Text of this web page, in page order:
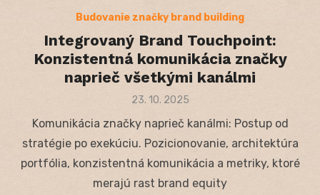
Budovanie značky brand building
Integrovaný Brand Touchpoint:
Konzistentná komunikácia značky
naprieč všetkými kanálmi
Posted
23. 10. 2025
Komunikácia značky naprieč kanálmi: Postup od
stratégie po exekúciu. Pozicionovanie, architektúra
portfólia, konzistentná komunikácia a metriky, ktoré
merajú rast brand equity